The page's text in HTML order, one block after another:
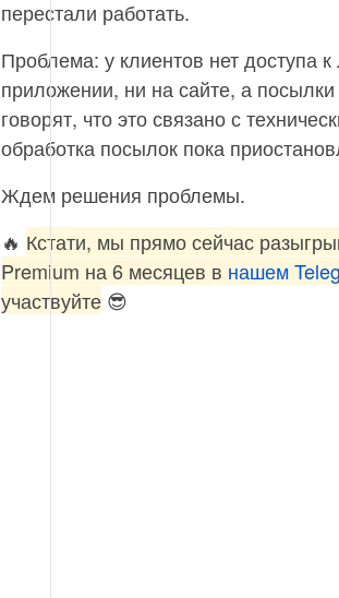
перестали работать.
Проблема: у клиентов нет доступа
приложении, ни на сайте, а
говорят, что это связано с
обработка посылок пока
Ждем решения проблемы.
🔥 Кстати, мы прямо сейчас
Premium на 6 месяцев в нашем
участвуйте 😎